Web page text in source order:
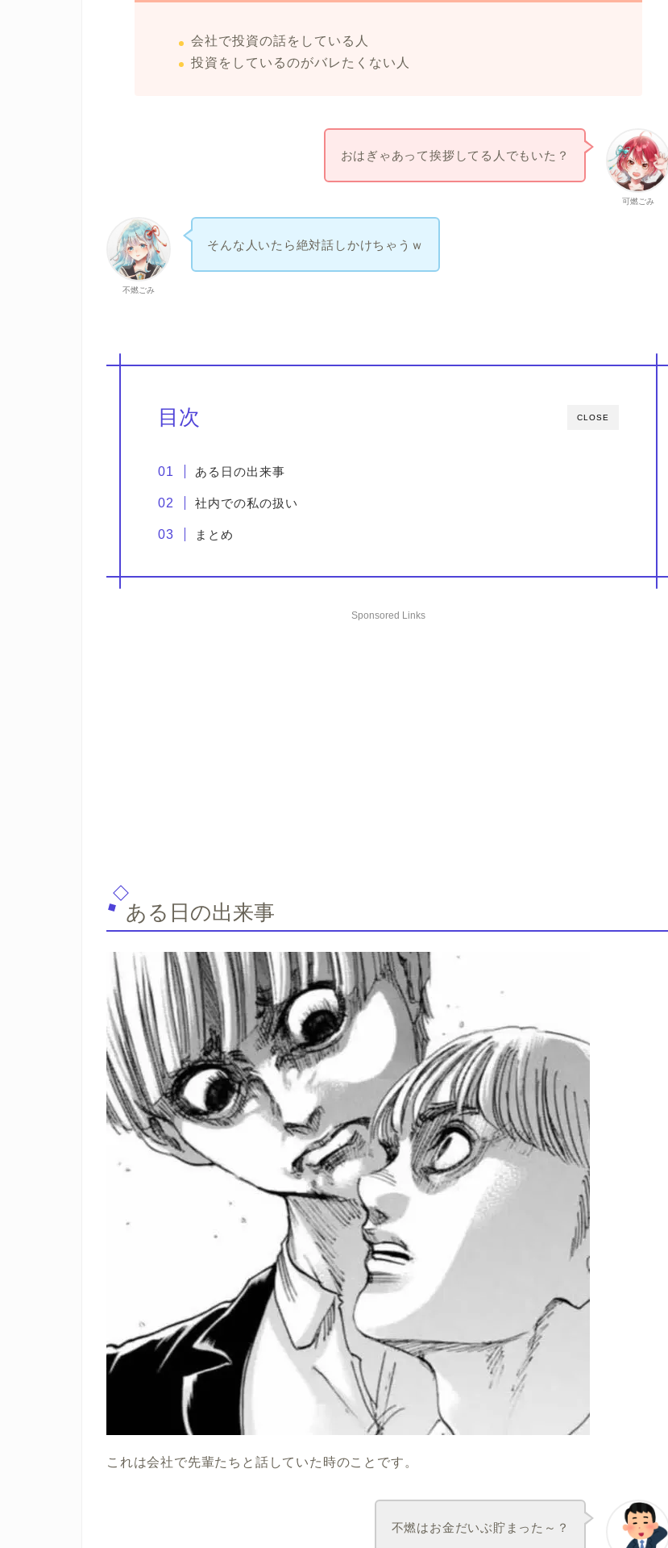
会社で投資の話をしている人
投資をしているのがバレたくない人
可燃ごみ
おはぎゃあって挨拶してる人でもいた？
不燃ごみ
そんな人いたら絶対話しかけちゃうｗ
CLOSE
目次
ある日の出来事
社内での私の扱い
まとめ
Sponsored Links
ある日の出来事
これは会社で先輩たちと話していた時のことです。
不燃はお金だいぶ貯まった～？